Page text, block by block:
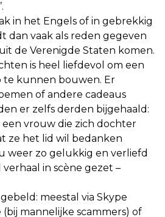
in het Engels of in gebrekkig
dan vaak als reden gegeven
de Verenigde Staten komen.
is heel liefdevol om een
te kunnen bouwen. Er
of andere cadeaus
er zelfs derden bijgehaald:
vrouw die zich dochter
ze het lid wil bedanken
weer zo gelukkig en verliefd
in scène gezet –
meestal via Skype
mannelijke scammers) of